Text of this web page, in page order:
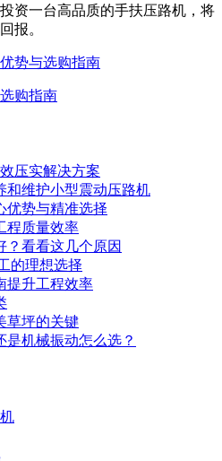
资一台高品质的手扶压路机，将
报。
势与选购指南
购指南
压实解决方案
和维护小型震动压路机
优势与精准选择
程质量效率
？看看这几个原因
的理想选择
提升工程效率
草坪的关键
机械振动怎么选？